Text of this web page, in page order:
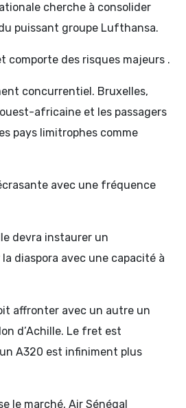
cherche à consolider
puissant groupe Lufthansa.
comporte des risques majeurs .
concurrentiel. Bruxelles,
africaine et les passagers
pays limitrophes comme
avec une fréquence
devra instaurer un
diaspora avec une capacité à
affronter avec un autre un
d’Achille. Le fret est
A320 est infiniment plus
le marché, Air Sénégal